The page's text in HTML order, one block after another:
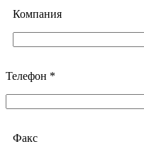
Компания
Телефон *
Факс